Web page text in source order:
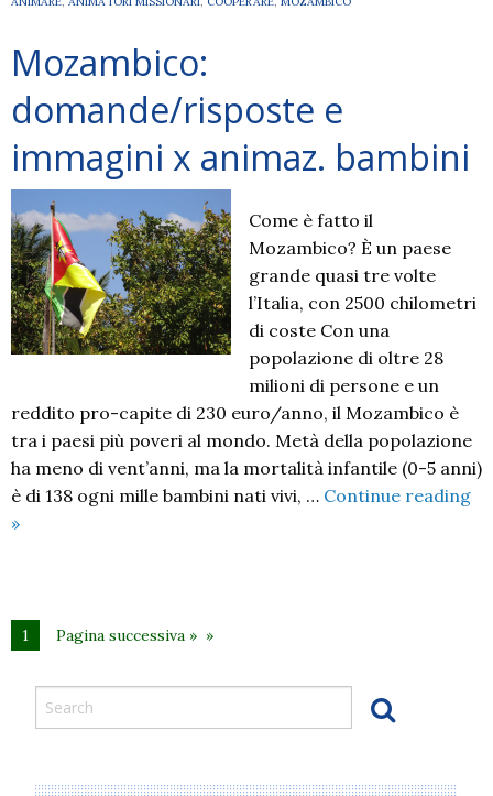
don
Stefano
Bianchi
Mozambico:
domande/risposte e
immagini x animaz. bambini
Come è fatto il
Mozambico? È un paese
grande quasi tre volte
l’Italia, con 2500 chilometri
di coste Con una
popolazione di oltre 28
milioni di persone e un
reddito pro-capite di 230 euro/anno, il Mozambico è
tra i paesi più poveri al mondo. Metà della popolazione
ha meno di vent’anni, ma la mortalità infantile (0-5 anni)
è di 138 ogni mille bambini nati vivi, … Continue reading
Mozambico:
bambini
»
1 Pagina successiva »